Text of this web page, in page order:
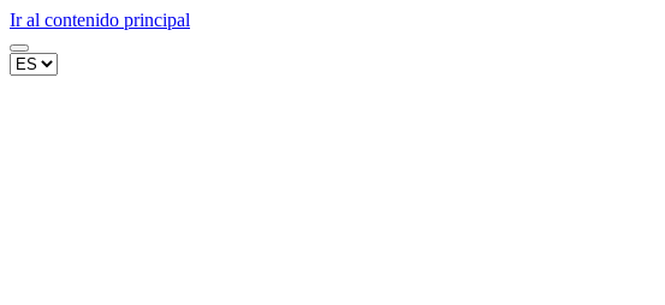
Ir al contenido principal